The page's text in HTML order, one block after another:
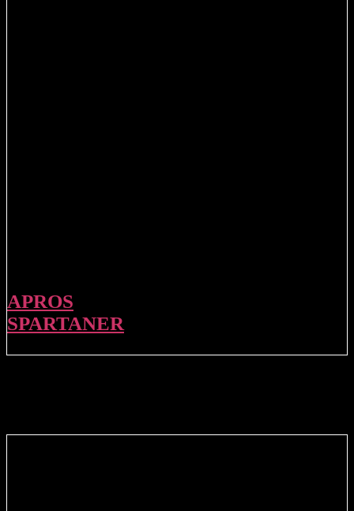
APROS
SPARTANER